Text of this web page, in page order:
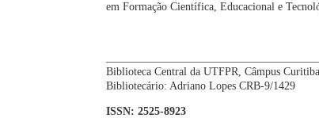
em Formação Científica, Educacional e
CDD: ed.
Biblioteca Central da UTFPR, Câmpus Curitiba
Bibliotecário: Adriano Lopes CRB-9/1429
ISSN: 2525-8923